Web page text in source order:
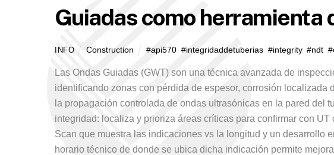
Guiadas como herramienta
INFO Construction #api570 ,#integridaddetuberias ,#integrity,#ndt ,
Las Ondas Guiadas (GWT) son una técnica avanzada de
identificando zonas con pérdida de espesor, corrosión localizada
la propagación controlada de ondas ultrasónicas en la pared del
integridad: localiza y prioriza áreas críticas para confirmar con
Scan que muestra las indicaciones vs la longitud y un desarrollo
horario técnico de donde se ubica dicha indicación permite